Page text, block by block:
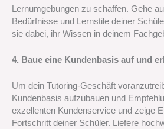
Lernumgebungen zu schaffen. Gehe
Bedürfnisse und Lernstile deiner
sie dabei, ihr Wissen in deinem
4. Baue eine Kundenbasis auf und
Um dein Tutoring-Geschäft
Kundenbasis aufzubauen und
exzellenten Kundenservice und zeige
Fortschritt deiner Schüler. Liefere